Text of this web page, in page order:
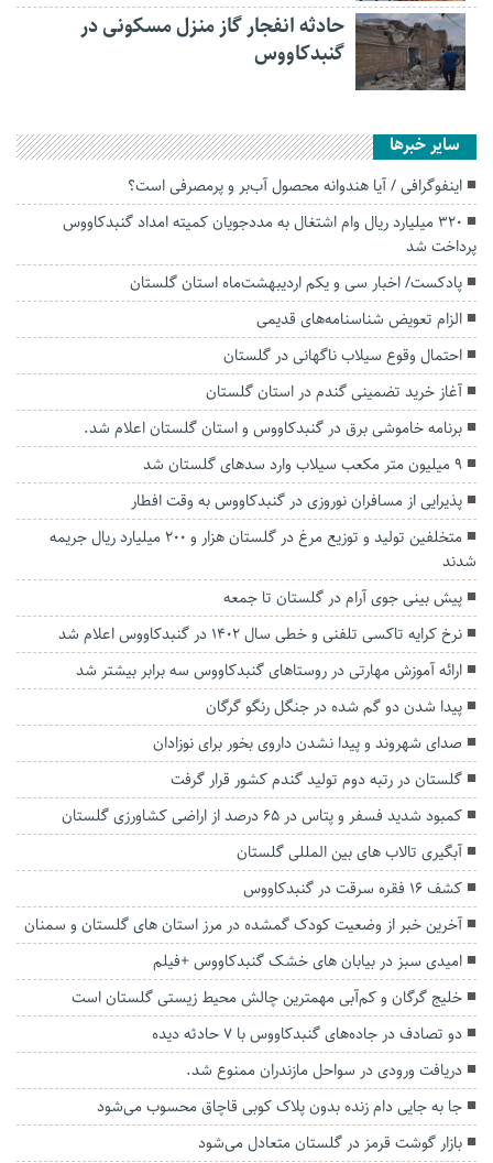
حادثه انفجار گاز منزل مسکونی در
گنبدکاووس
سایر خبرها
اینفوگرافی / آیا هندوانه محصول آب‌بر و پرمصرفی است؟
۳۲۰ میلیارد ریال وام اشتغال به مددجویان کمیته امداد گنبدکاووس
پرداخت شد
پادکست/ اخبار سی و یکم اردیبهشت‌ماه استان گلستان
الزام تعویض شناسنامه‌های قدیمی
احتمال وقوع سیلاب ناگهانی در گلستان
آغاز خرید تضمینی گندم در استان گلستان
برنامه خاموشی برق د‌ر گنبدکاووس و استان گلستان اعلام شد.
۹ میلیون متر مکعب سیلاب وارد سد‌های گلستان شد
پذیرایی از مسافران نوروزی در گنبدکاووس به وقت افطار
متخلفین تولید و توزیع مرغ در گلستان هزار و ۲۰۰ میلیارد ریال جریمه
شدند
پیش بینی جوی آرام در گلستان تا جمعه
نرخ کرایه تاکسی تلفنی و خطی سال 1402 در گنبدکاووس اعلام شد
ارائه آموزش‌ مهارتی در روستاهای گنبدکاووس سه برابر بیشتر شد
پیدا شدن دو گم شده در جنگل رنگو گرگان
صدای شهروند و پیدا نشدن داروی بخور برای نوزادان
گلستان در رتبه دوم تولید گندم کشور قرار گرفت
کمبود شدید فسفر و پتاس در ۶۵ درصد از اراضی کشاورزی گلستان
آبگیری تالاب های بین المللی گلستان
کشف ۱۶ فقره سرقت در گنبدکاووس
آخرین خبر از وضعیت کودک گمشده در مرز استان های گلستان و سمنان
امیدی سبز در بیابان های خشک گنبدکاووس +فیلم
خلیج گرگان و کم‌آبی مهمترین چالش‌ محیط زیستی گلستان است
دو تصادف در جاده‌های گنبدکاووس با ۷ حادثه دیده
دریافت ورودی در سواحل مازندران ممنوع شد.
جا به جایی دام زنده بدون پلاک کوبی قاچاق محسوب می‌شود
بازار گوشت قرمز در گلستان متعادل می‌شود